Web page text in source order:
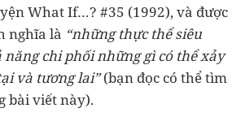
What If…? #35 (1992), và được
nghĩa là “những thực thể siêu
chi phối những gì có thể xảy
và tương lai”(bạn đọc có thể tìm
bài viết này).